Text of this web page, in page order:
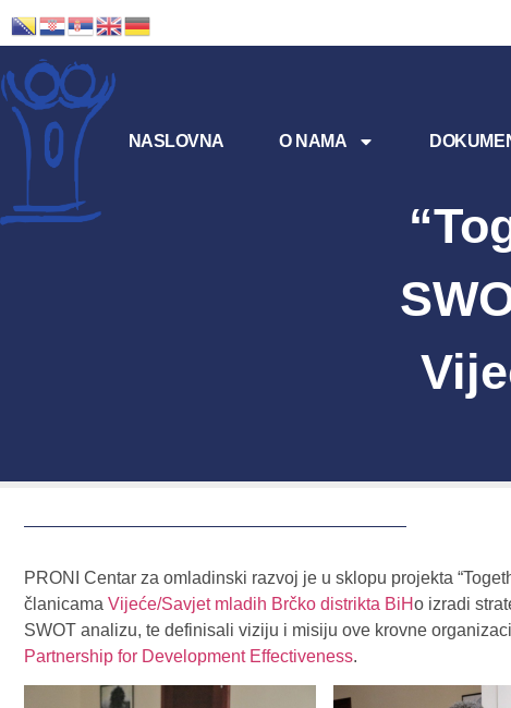
NASLOVNA O NAMA
PRONI Centar za omladinski razvoj je u sklopu projekta
članicama Vijeće/Savjet mladih Brčko distrikta BiHo izradi
SWOT analizu, te definisali viziju i misiju ove krovne
Partnership for Development Effectiveness.